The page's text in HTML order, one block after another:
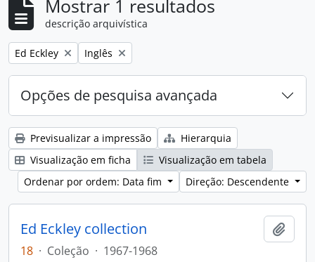
Mostrar 1 resultados
descrição arquivística
Remove filter:
Ed Eckley Remove filter:
Inglês
Opções de pesquisa avançada
Previsualizar a impressão
Hierarquia
Visualização em ficha
Visualização em tabela
Ordenar por ordem: Data fim
Direção: Descendente
Ed Eckley collection
18 · Coleção · 1967-1968